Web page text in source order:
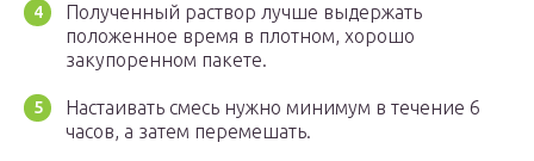
Полученный раствор лучше выдержать
положенное время в плотном, хорошо
закупоренном пакете.
Настаивать смесь нужно минимум в течение 6
часов, а затем перемешать.